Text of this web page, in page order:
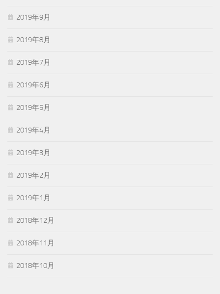
2019年9月
2019年8月
2019年7月
2019年6月
2019年5月
2019年4月
2019年3月
2019年2月
2019年1月
2018年12月
2018年11月
2018年10月